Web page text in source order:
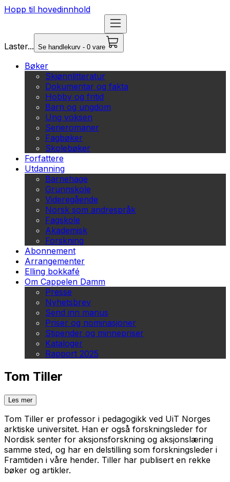
Hopp til hovedinnhold
Laster... Se handlekurv - 0 vare
Bøker
Skjønnlitteratur
Dokumentar og fakta
Hobby og fritid
Barn og ungdom
Ung voksen
Serieromaner
Fagbøker
Skolebøker
Forfattere
Utdanning
Barnehage
Grunnskole
Videregående
Norsk som andrespråk
Fagskole
Akademisk
Forskning
Abonnement
Arrangementer
Elling bokkafé
Om Cappelen Damm
Presse
Nyhetsbrev
Send inn manus
Priser og nominasjoner
Stipender og minnepriser
Kataloger
Rapport 2025
Tom Tiller
Les mer
Tom Tiller er professor i pedagogikk ved UiT Norges
arktiske universitet. Han er også forskningsleder for
Nordisk senter for aksjonsforskning og aksjonslæring
samme sted, og har en delstilling som forskningsleder i
Framtiden i våre hender. Tiller har publisert en rekke
bøker og artikler.